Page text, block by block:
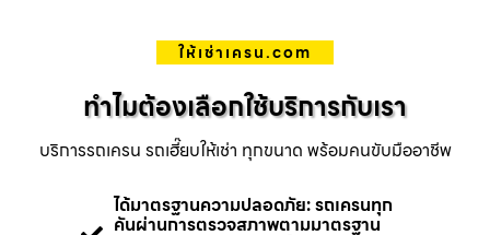
ให้เช่าเครน.com
ทำไมต้องเลือกใช้บริการกับเรา
บริการรถเครน รถเฮี๊ยบให้เช่า ทุกขนาด พร้อมคนขับมืออาชีพ
ได้มาตรฐานความปลอดภัย: รถเครนทุก
คันผ่านการตรวจสภาพตามมาตรฐาน